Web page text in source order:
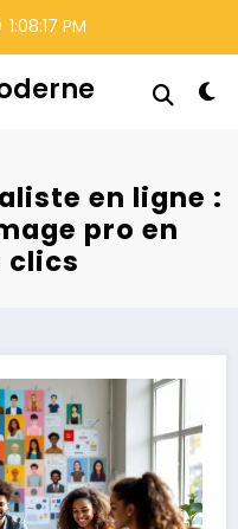
1:08:18 PM
en ligne :
pro en
clics